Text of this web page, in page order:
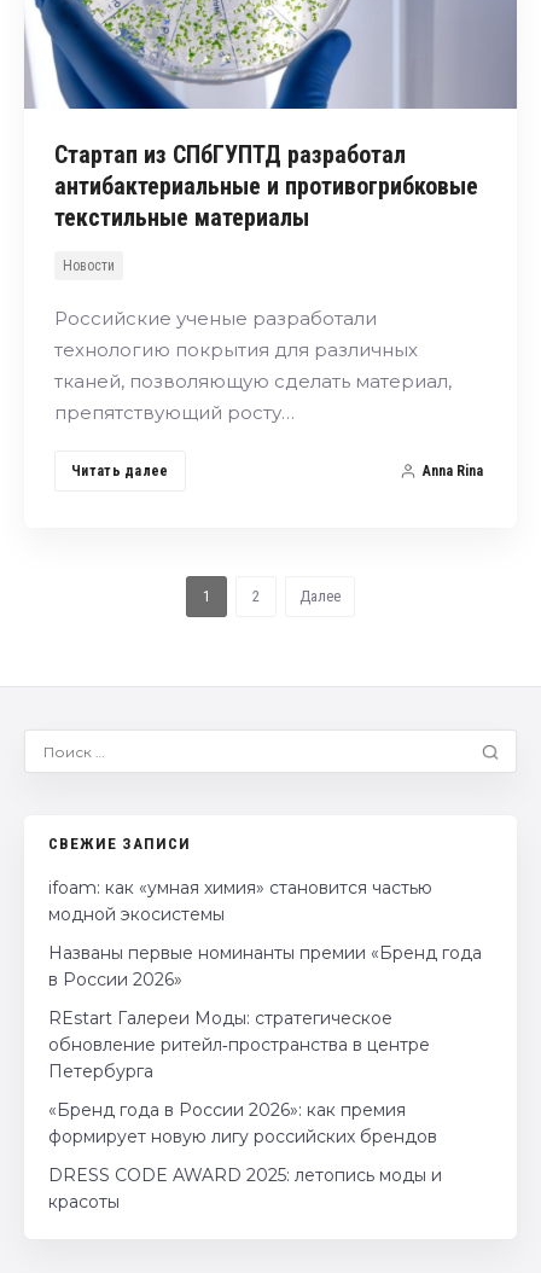
Стартап из СПбГУПТД разработал
антибактериальные и противогрибковые
текстильные материалы
Новости
Российские ученые разработали
технологию покрытия для различных
тканей, позволяющую сделать материал,
препятствующий росту…
Читать далее Anna Rina
1 2 Далее
СВЕЖИЕ ЗАПИСИ
ifoam: как «умная химия» становится частью
модной экосистемы
Названы первые номинанты премии «Бренд года
в России 2026»
REstart Галереи Моды: стратегическое
обновление ритейл‑пространства в центре
Петербурга
«Бренд года в России 2026»: как премия
формирует новую лигу российских брендов
DRESS CODE AWARD 2025: летопись моды и
красоты